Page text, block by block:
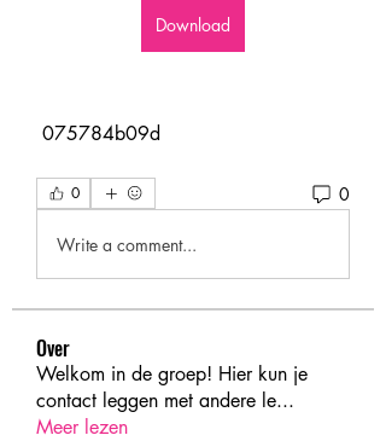
Download
075784b09d
0 0
Write a comment...
Over
Welkom in de groep! Hier kun je
contact leggen met andere le...
Meer lezen